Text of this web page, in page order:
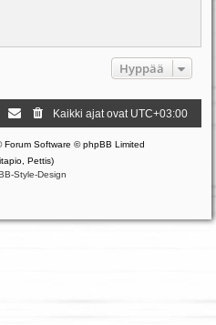
Hyppää
Kaikki ajat ovat UTC+03:00
Forum Software © phpBB Limited
Pettis)
Style-Design